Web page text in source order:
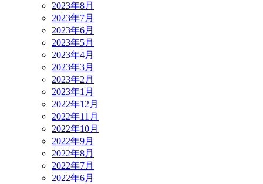
2023年8月
2023年7月
2023年6月
2023年5月
2023年4月
2023年3月
2023年2月
2023年1月
2022年12月
2022年11月
2022年10月
2022年9月
2022年8月
2022年7月
2022年6月